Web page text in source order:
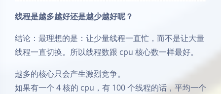
线程是越多越好还是越少越好呢？
结论：最理想的是：让少量线程一直忙，而不是让大量
线程一直切换。所以线程数跟 cpu 核心数一样最好。
越多的核心只会产生激烈竞争。
如果有一个 4 核的 cpu，有 100 个线程的话，平均一个